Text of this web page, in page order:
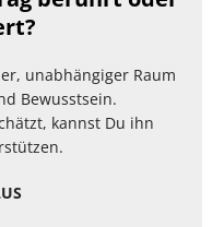
unabhängiger Raum
Bewusstsein.
kannst Du ihn